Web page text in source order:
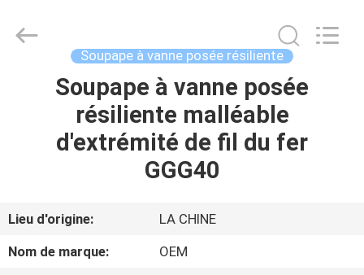
APERÇU
PRODUITS
A
Road
Enterprise
Soupape à vanne posée résiliente
Soupape à vanne posée
résiliente malléable
d'extrémité de fil du fer
GGG40
Lieu d'origine:
LA CHINE
Nom de marque:
OEM